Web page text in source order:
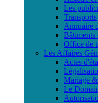
Les
Transports
Annuaire
Bâtiments
Office de
Les Affaires
Actes
Mariage
Le